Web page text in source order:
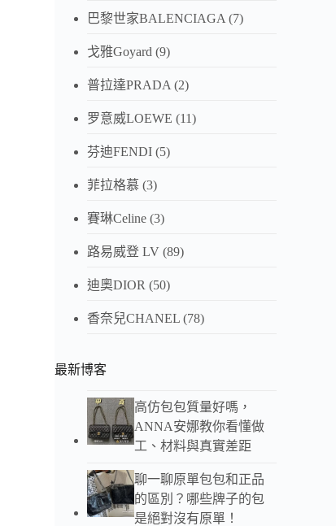
巴黎世家BALENCIAGA (7)
戈雅Goyard (9)
普拉達PRADA (2)
罗意威LOEWE (11)
芬迪FENDI (5)
菲拉格慕 (3)
賽琳Celine (3)
路易威登 LV (89)
迪奧DIOR (50)
香奈兒CHANEL (78)
最新博客
高仿包包質量好嗎，
ANNA安娜教你看懂做
工、材料與真實差距
聊一聊原單包包和正品
的區別？哪些牌子的包
是絕對沒有原單！